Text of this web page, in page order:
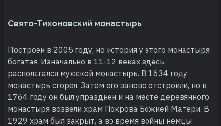
Свято-Тихоновский монастырь
Построен в 2005 году, но история у этого монастыря
богатая. Изначально в 11-12 веках здесь
располагался мужской монастырь. В 1634 году
монастырь сгорел. Затем его заново отстроили, но в
1764 году он был упразднен и на месте деревянного
монастыря возвели храм Покрова Божией Матери. В
1929 храм был закрыт, а во время войны немцы